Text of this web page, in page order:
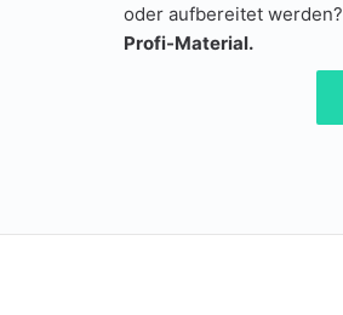
oder aufbereitet werden?
Profi-Material.